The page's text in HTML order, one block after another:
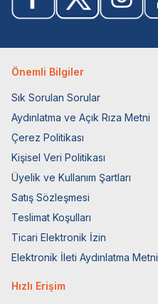
Önemli Bilgiler
Sık Sorulan Sorular
Aydınlatma ve Açık Rıza Metni
Çerez Politikası
Kişisel Veri Politikası
Üyelik ve Kullanım Şartları
Satış Sözleşmesi
Teslimat Koşulları
Ticari Elektronik İzin
Elektronik İleti Aydınlatma Metni
Hızlı Erişim